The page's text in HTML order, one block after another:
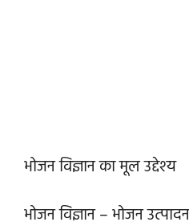
भोजन विज्ञान का मूल उद्देश्य
भोजन विज्ञान – भोजन